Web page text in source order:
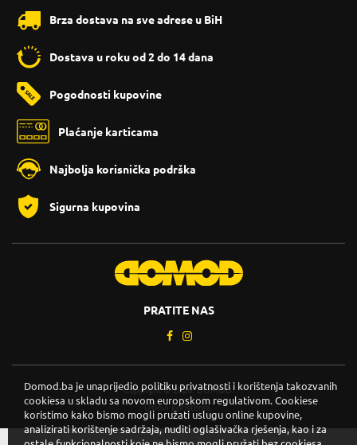
Brza dostava na sve adrese u BiH
Dostava u roku od 2 do 14 dana
Pogodnosti kupovine
Plaćanje karticama
Najbolja korisnička podrška
Sigurna kupovina
PRATITE NAS
Copyright © 2026. DOMOD.
Uslovi korištenja
Domod.ba je unaprijedio politiku privatnosti i korištenja takozvanih
cookiesa u skladu sa novom europskom regulativom. Cookiese
koristimo kako bismo mogli pružati uslugu online kupovine,
analizirati korištenje sadržaja, nuditi oglašivačka rješenja, kao i za